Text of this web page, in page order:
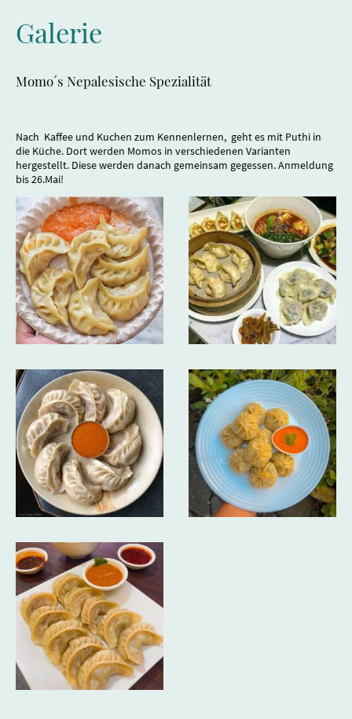
Galerie
Momo´s Nepalesische Spezialität
Nach Kaffee und Kuchen zum Kennenlernen, geht es mit Puthi in
die Küche. Dort werden Momos in verschiedenen Varianten
hergestellt. Diese werden danach gemeinsam gegessen. Anmeldung
bis 26.Mai!